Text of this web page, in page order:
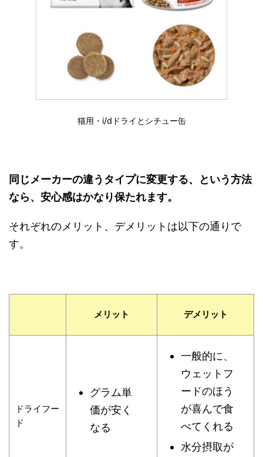
猫用・i/dドライとシチュー缶
同じメーカーの違うタイプに変更する、という方法
なら、安心感はかなり保たれます。
それぞれのメリット、デメリットは以下の通りで
す。
メリット デメリット
ドライフー
ド
グラム単
価が安く
なる
一般的に、
ウェットフ
ードのほう
が喜んで食
べてくれる
水分摂取が